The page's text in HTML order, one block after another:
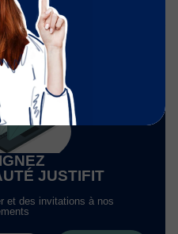
JUSTIFIT
et des invitations à nos